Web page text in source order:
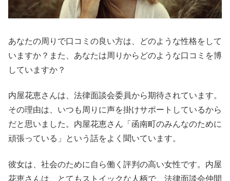
あなたの周りで口コミの良い方は、どのような性格をして
いますか？また、あなたは周りからどのような口コミを博
していますか？
内屋花恵さんは、法律面談会委員から期待されています。
その理由は、いつも周りに声を掛けサポートしているから
だと思いました。内屋花恵さん「函南町のみんなのために
頑張っている」という話をよく聞いています。
彼女は、社会のために自ら働く評判の高い女性です。内屋
花恵さんは、とてもストイックな人柄で、法律面談会仲間